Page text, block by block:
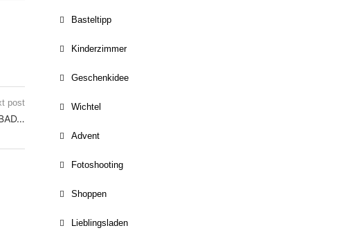
post
Basteltipp
Kinderzimmer
Geschenkidee
Wichtel
Advent
Fotoshooting
Shoppen
Lieblingsladen